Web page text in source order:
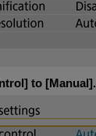
] to [Manual].